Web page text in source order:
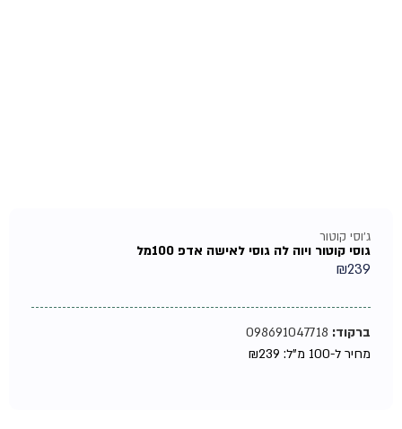
ג'וסי קוטור
גוסי קוטור ויוה לה גוסי לאישה אדפ 100מל
₪239
ברקוד:098691047718
מחיר ל-100 מ"ל:
₪239